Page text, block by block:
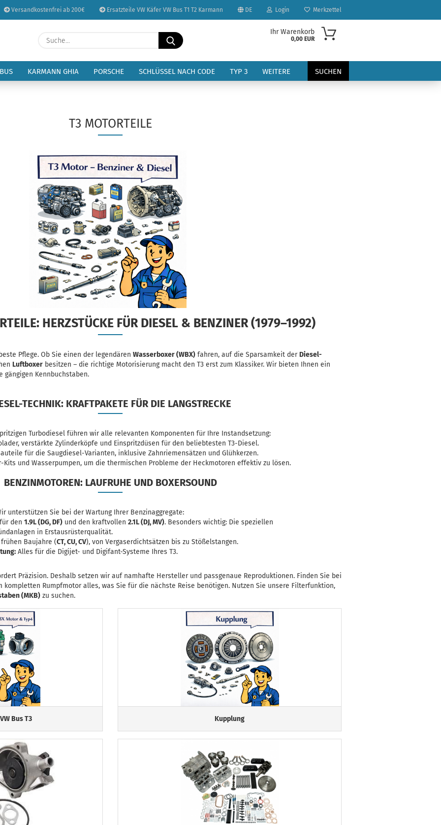
Versandkostenfrei ab 200€ Ersatzteile VW Käfer VW Bus T1 T2 Karmann DE
Sprache auswählen
Lieferland
Login
Passwort vergessen?
Merkzettel
Suche...
Ihr Warenkorb
0,00 EUR
KARMANN GHIA PORSCHE SCHLÜSSEL NACH CODE TYP 3 SUCHEN
WEITERE
T3 MOTORTEILE
HERZSTÜCKE FÜR DIESEL & BENZINER (1979–1992)
Pflege. Ob Sie einen der legendären Wasserboxer (WBX) fahren, auf die Sparsamkeit der Diesel-
Luftboxer besitzen – die richtige Motorisierung macht den T3 erst zum Klassiker. Wir bieten Ihnen ein
Kennbuchstaben.
TECHNIK: KRAFTPAKETE FÜR DIE LANGSTRECKE
Turbodiesel führen wir alle relevanten Komponenten für Ihre Instandsetzung:
verstärkte Zylinderköpfe und Einspritzdüsen für den beliebtesten T3-Diesel.
für die Saugdiesel-Varianten, inklusive Zahnriemensätzen und Glühkerzen.
Kits und Wasserpumpen, um die thermischen Probleme der Heckmotoren effektiv zu lösen.
BENZINMOTOREN: LAUFRUHE UND BOXERSOUND
unterstützen Sie bei der Wartung Ihrer Benzinaggregate:
den 1.9L (DG, DF) und den kraftvollen 2.1L (DJ, MV). Besonders wichtig: Die speziellen
in Erstausrüsterqualität.
Baujahre (CT, CU, CV), von Vergaserdichtsätzen bis zu Stößelstangen.
Alles für die Digijet- und Digifant-Systeme Ihres T3.
Präzision. Deshalb setzen wir auf namhafte Hersteller und passgenaue Reproduktionen. Finden Sie bei
kompletten Rumpfmotor alles, was Sie für die nächste Reise benötigen. Nutzen Sie unsere Filterfunktion,
(MKB) zu suchen.
Bus T3 Kupplung